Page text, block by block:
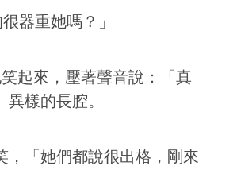
器重她嗎？」
起來，壓著聲音說：「真
樣的長腔。
，「她們都說很出格，剛來